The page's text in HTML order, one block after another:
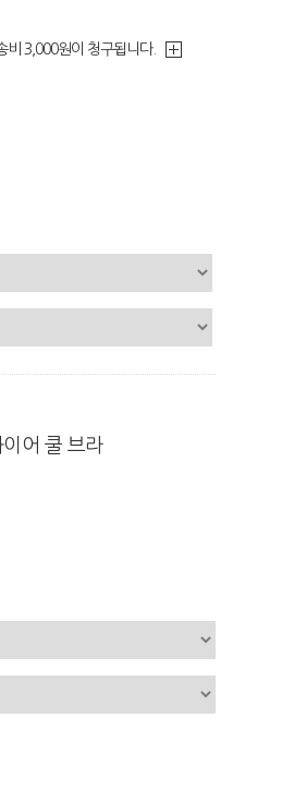
비 3,000원이 청구됩니다.
어 쿨 브라